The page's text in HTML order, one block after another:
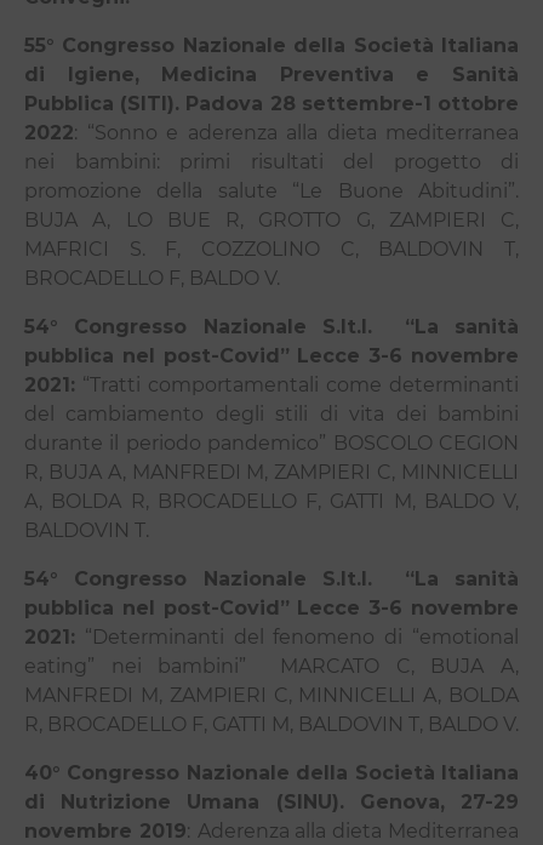
55° Congresso Nazionale della Società Italiana
di Igiene, Medicina Preventiva e Sanità
Pubblica (SITI). Padova 28 settembre-1 ottobre
2022: “Sonno e aderenza alla dieta mediterranea
nei bambini: primi risultati del progetto di
promozione della salute “Le Buone Abitudini”.
BUJA A, LO BUE R, GROTTO G, ZAMPIERI C,
MAFRICI S. F, COZZOLINO C, BALDOVIN T,
BROCADELLO F, BALDO V.
54° Congresso Nazionale S.It.I.
“La sanità
pubblica nel post-Covid” Lecce 3-6 novembre
2021: “Tratti comportamentali come determinanti
del cambiamento degli stili di vita dei bambini
durante il periodo pandemico” BOSCOLO CEGION
R, BUJA A, MANFREDI M, ZAMPIERI C, MINNICELLI
A, BOLDA R, BROCADELLO F, GATTI M, BALDO V,
BALDOVIN T.
54° Congresso Nazionale S.It.I.
“La sanità
pubblica nel post-Covid” Lecce 3-6 novembre
2021: “Determinanti del fenomeno di “emotional
eating” nei bambini”
MARCATO C, BUJA A,
MANFREDI M, ZAMPIERI C, MINNICELLI A, BOLDA
R, BROCADELLO F, GATTI M, BALDOVIN T, BALDO V.
40° Congresso Nazionale della Società Italiana
di Nutrizione Umana (SINU). Genova, 27-29
novembre 2019: Aderenza alla dieta Mediterranea